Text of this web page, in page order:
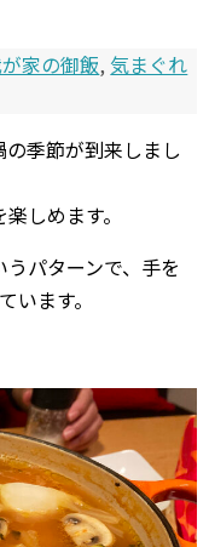
家の御飯,気まぐれ
季節が到来しまし
しめます。
パターンで、手を
います。